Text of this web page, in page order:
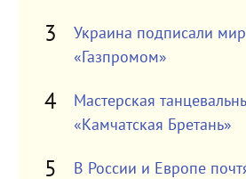
Украина подписали
«Газпромом»
Мастерская
«Камчатская Бретань»
В России и Европе